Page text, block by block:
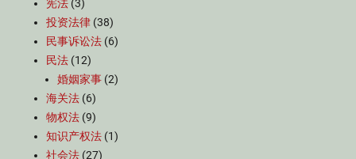
宪法 (3)
投资法律 (38)
民事诉讼法 (6)
民法 (12)
婚姻家事 (2)
海关法 (6)
物权法 (9)
知识产权法 (1)
社会法 (27)